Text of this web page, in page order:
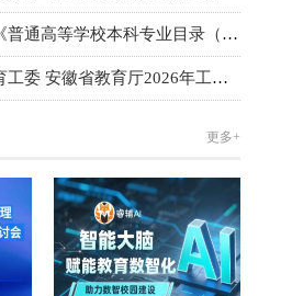
学校本科专业目录（2026年）》的通知
安徽省教育厅2026年工作要点
更多+